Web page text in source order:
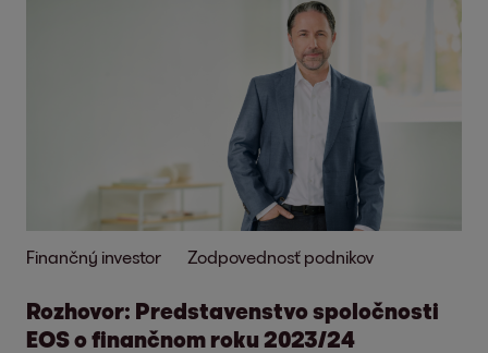
náboženskú orientáciu či pôvod.
Pri našej každodennej práci sa snažíme
o začlenenie a bezúhonnosť
a dodržiavame prísnu antidiskriminačnú
Talent Attraction, Development &
Retention
Aby sme mohli poskytovať excelentné
a motivovaných zamestnancov. V našej
Jednotlivé iniciatívy a opatrenia, ktoré
čiastočne podporujú ďalšie SDGs, budú
zahrnuté do týchto správ podľa potreby.
Finančný investor Zodpovednosť podnikov
Rozhovor: Predstavenstvo spoločnosti
EOS o finančnom roku 2023/24